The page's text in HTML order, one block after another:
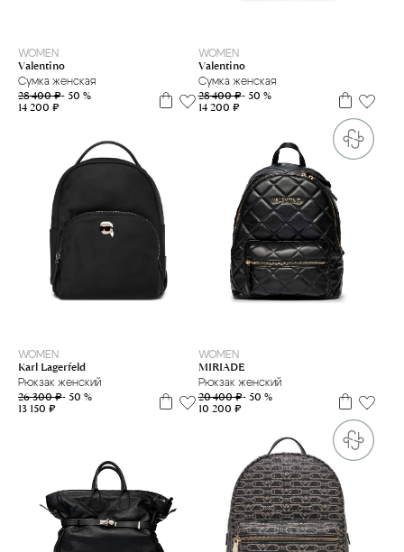
WOMEN
Valentino
Сумка женская
28 400 ₽- 50 %
14 200 ₽
WOMEN
Valentino
Сумка женская
28 400 ₽- 50 %
14 200 ₽
WOMEN
Karl Lagerfeld
Рюкзак женский
26 300 ₽- 50 %
13 150 ₽
WOMEN
MIRIADE
Рюкзак женский
20 400 ₽- 50 %
10 200 ₽